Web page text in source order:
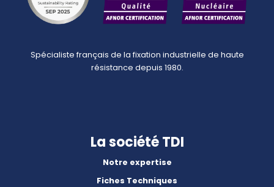
Spécialiste français de la fixation industrielle de haute
résistance depuis 1980.
La société TDI
Notre expertise
Fiches Techniques